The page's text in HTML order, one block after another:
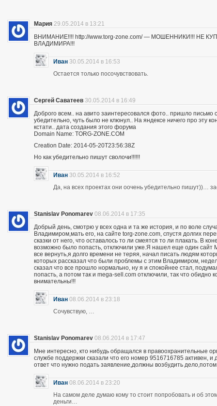
Мария 29.05.2014 в 13:21
ВНИМАНИЕ!!!! http://www.torg-zone.com/ — МОШЕННИКИ!!! НЕ
ВЛАДИМИРА!!!
Иван 30.05.2014 в 16:53
Остается только посочувствовать.
Сергей Саватеев 30.05.2014 в 16:49
Доброго всем.. на авито заинтересовался фото.. пришло
убедительно, чуть было не клюнул.. На яндексе ничего про
кстати.. дата создания этого форума
Domain Name: TORG-ZONE.COM
Creation Date: 2014-05-20T23:56:38Z
Но как убедительно пишут сволочи!!!!!!
Иван 30.05.2014 в 16:52
Да, на всех проектах они оочень убедительно пишут))…
Stanislav Ponomarev 08.06.2014 в 17:35
Добрый день, смотрю у всех одна и та же история, и по воле
Владимиром,мать его, на сайте torg-zone.com, спустя долгих
сказки от него, что оставалось то ли смеятся то ли плакать. В
возможно было попасть, отключили уже.Я нашел еще один
все вернуть,я долго времени не теряя, начал писать людям
которых рассказал что были проблемы с этим Владимиром,
сказал что все прошло нормально, ну я и спокойнее стал,
попасть, а потом так и mega-sell.com отключили, так что обидно
внимательны!!!
Иван 08.06.2014 в 23:18
Сочувствую, …
Stanislav Ponomarev 08.06.2014 в 17:47
Мне интересно, кто нибудь обращался в правоохранительные
службе поддержки сказали что его номер 9516716785 активен,
ответ что нужно подать заявление,должны возбудить
Иван 08.06.2014 в 23:20
На самом деле думаю кому то стоит попробовать и об
деньги…